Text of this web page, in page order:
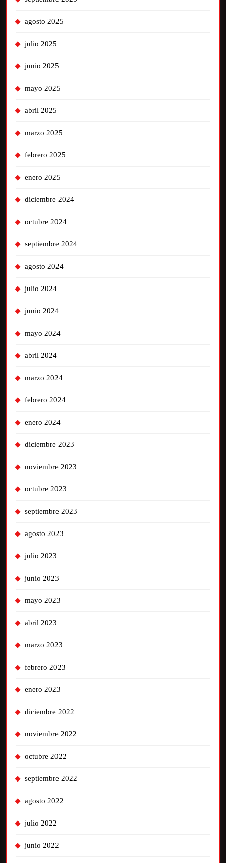
agosto 2025
julio 2025
junio 2025
mayo 2025
abril 2025
marzo 2025
febrero 2025
enero 2025
diciembre 2024
octubre 2024
septiembre 2024
agosto 2024
julio 2024
junio 2024
mayo 2024
abril 2024
marzo 2024
febrero 2024
enero 2024
diciembre 2023
noviembre 2023
octubre 2023
septiembre 2023
agosto 2023
julio 2023
junio 2023
mayo 2023
abril 2023
marzo 2023
febrero 2023
enero 2023
diciembre 2022
noviembre 2022
octubre 2022
septiembre 2022
agosto 2022
julio 2022
junio 2022